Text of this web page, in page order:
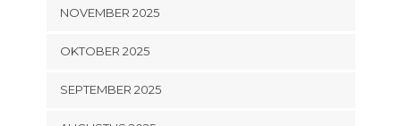
NOVEMBER 2025
OKTOBER 2025
SEPTEMBER 2025